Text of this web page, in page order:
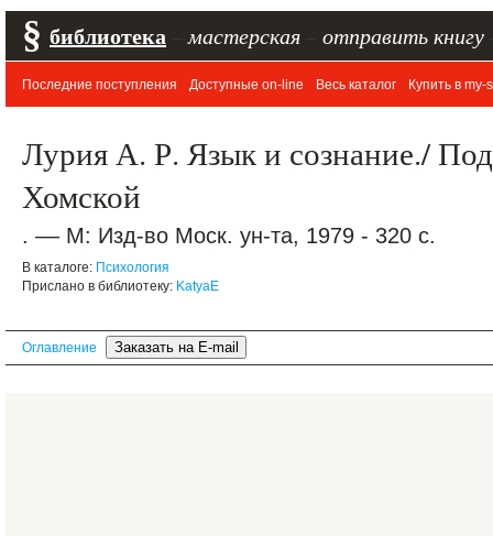
§ библиотека мастерская отправить книгу
Последние поступления Доступные on-line Весь каталог Купить в my-
Лурия А. Р. Язык и сознание./
Хомской
. –– М: Изд-во Моск. ун-та, 1979 - 320 с.
В каталоге: Психология
Прислано в библиотеку: KatyaE
Оглавление